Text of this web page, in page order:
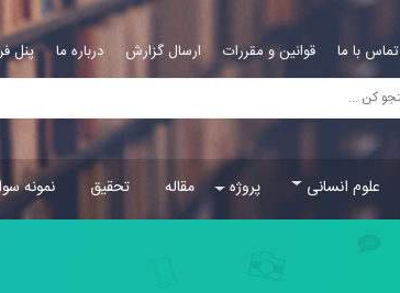
تماس با ما قوانین و مقررات ارسال گزارش درباره ما پنل
علوم انسانی پروژه مقاله تحقیق نمونه